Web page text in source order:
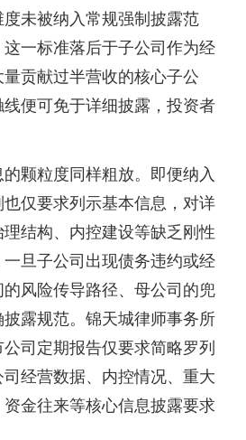
未被纳入常规强制披露范
一标准落后于子公司作为经
贡献过半营收的核心子公
便可免于详细披露，投资者
颗粒度同样粗放。即便纳入
仅要求列示基本信息，对详
结构、内控建设等缺乏刚性
旦子公司出现债务违约或经
风险传导路径、母公司的兜
露规范。锦天城律师事务所
司定期报告仅要求简略罗列
经营数据、内控情况、重大
金往来等核心信息披露要求